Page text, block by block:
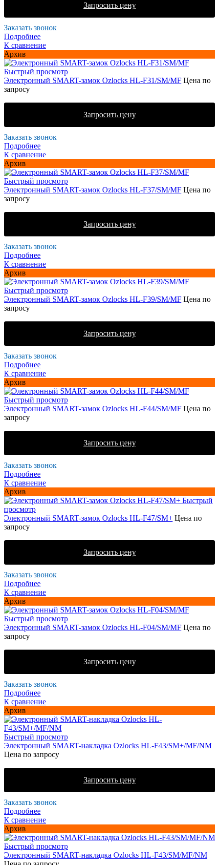
Запросить цену
Заказать звонок
Подробнее
К сравнение
Архив
Быстрый просмотр
Электронный SMART-замок Ozlocks HL-F31/SM/MF Цена по
запросу
Запросить цену
Заказать звонок
Подробнее
К сравнение
Архив
Быстрый просмотр
Электронный SMART-замок Ozlocks HL-F37/SM/MF Цена по
запросу
Запросить цену
Заказать звонок
Подробнее
К сравнение
Архив
Быстрый просмотр
Электронный SMART-замок Ozlocks HL-F39/SM/MF Цена по
запросу
Запросить цену
Заказать звонок
Подробнее
К сравнение
Архив
Быстрый просмотр
Электронный SMART-замок Ozlocks HL-F44/SM/MF Цена по
запросу
Запросить цену
Заказать звонок
Подробнее
К сравнение
Архив
Быстрый
просмотр
Электронный SMART-замок Ozlocks HL-F47/SM+ Цена по
запросу
Запросить цену
Заказать звонок
Подробнее
К сравнение
Архив
Быстрый просмотр
Электронный SMART-замок Ozlocks HL-F04/SM/MF Цена по
запросу
Запросить цену
Заказать звонок
Подробнее
К сравнение
Архив
Быстрый просмотр
Электронный SMART-накладка Ozlocks HL-F43/SM+/MF/NM
Цена по запросу
Запросить цену
Заказать звонок
Подробнее
К сравнение
Архив
Быстрый просмотр
Электронный SMART-накладка Ozlocks HL-F43/SM/MF/NM